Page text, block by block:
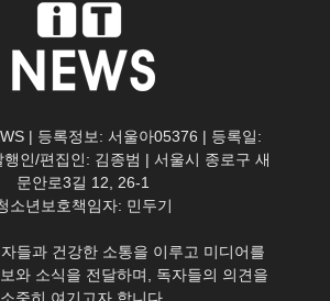
| 등록정보: 서울아05376 | 등록일:
인/편집인: 김종범 | 서울시 종로구 새
문안로3길 12, 26-1
소년보호책임자: 민두기
들과 건강한 소통을 이루고 미디어를
와 소식을 전달하며, 독자들의 의견을